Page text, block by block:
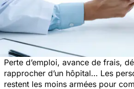
Perte d’emploi, avance de frais,
rapprocher d’un hôpital… Les
restent les moins armées pour